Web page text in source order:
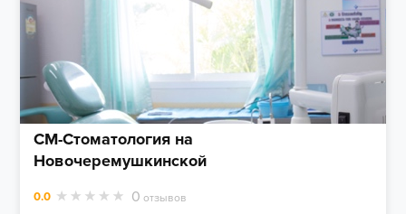
СМ-Стоматология на
Новочеремушкинской
0.0 0 отзывов